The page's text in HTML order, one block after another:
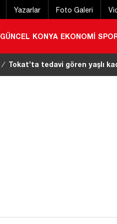
Yazarlar Foto Galeri
GÜNCEL KONYA EKONOMİ
/ Konya’da markette bıçaklı